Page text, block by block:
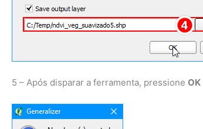
5 – Após disparar a ferramenta, pressione OK